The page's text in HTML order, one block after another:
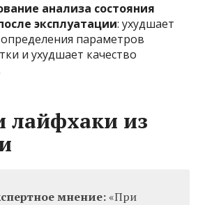
анализа состояния
эксплуатации: ухудшает
параметров
и ухудшает качество
лайфхаки из
мнение:«При